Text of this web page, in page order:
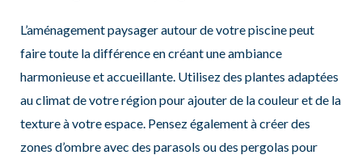
L’aménagement paysager autour de votre piscine peut
faire toute la différence en créant une ambiance
harmonieuse et accueillante. Utilisez des plantes adaptées
au climat de votre région pour ajouter de la couleur et de la
texture à votre espace. Pensez également à créer des
zones d’ombre avec des parasols ou des pergolas pour